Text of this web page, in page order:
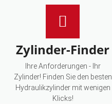
Zylinder-Finder
Ihre Anforderungen - Ihr
Zylinder! Finden Sie den besten
Hydraulikzylinder mit wenigen
Klicks!